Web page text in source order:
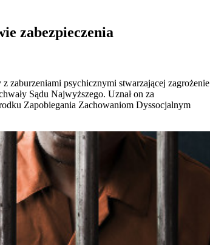
zabezpieczenia
zaburzeniami psychicznymi stwarzającej zagrożenie
Sądu Najwyższego. Uznał on za
Zapobiegania Zachowaniom Dyssocjalnym